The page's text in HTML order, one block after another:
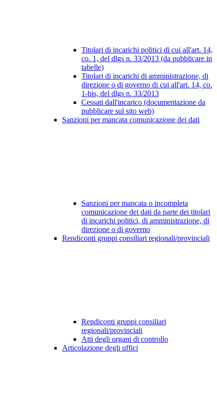
Titolari di incarichi politici di cui all'art. 14,
co. 1, del dlgs n. 33/2013 (da pubblicare in
tabelle)
Titolari di incarichi di amministrazione, di
direzione o di governo di cui all'art. 14, co.
1-bis, del dlgs n. 33/2013
Cessati dall'incarico (documentazione da
pubblicare sul sito web)
Sanzioni per mancata comunicazione dei dati
Sanzioni per mancata o incompleta
comunicazione dei dati da parte dei titolari
di incarichi politici, di amministrazione, di
direzione o di governo
Rendiconti gruppi consiliari regionali/provinciali
Rendiconti gruppi consiliari
regionali/provinciali
Atti degli organi di controllo
Articolazione degli uffici